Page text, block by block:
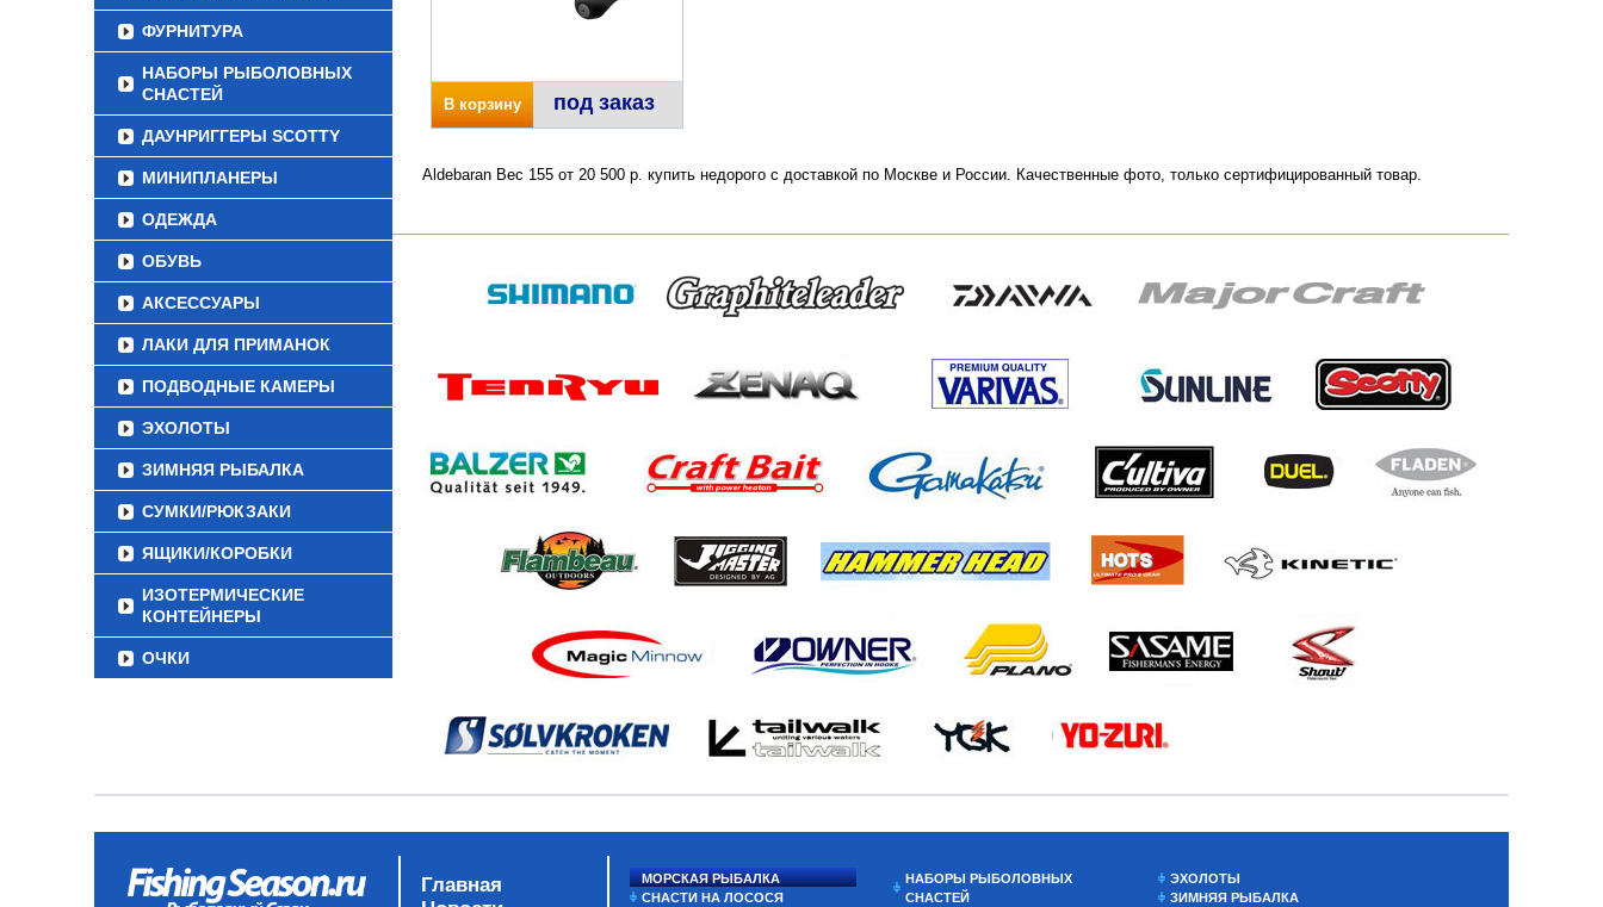
ФУРНИТУРА
НАБОРЫ РЫБОЛОВНЫХ
СНАСТЕЙ
ДАУНРИГГЕРЫ SCOTTY
МИНИПЛАНЕРЫ
ОДЕЖДА
ОБУВЬ
АКСЕССУАРЫ
ЛАКИ ДЛЯ ПРИМАНОК
ПОДВОДНЫЕ КАМЕРЫ
ЭХОЛОТЫ
ЗИМНЯЯ РЫБАЛКА
СУМКИ/РЮКЗАКИ
ЯЩИКИ/КОРОБКИ
ИЗОТЕРМИЧЕСКИЕ
КОНТЕЙНЕРЫ
ОЧКИ
В корзину под заказ
Aldebaran Вес 155 от 20 500 р. купить недорого с доставкой по Москве и России. Качественные фото, только сертифицированный товар.
Главная
МОРСКАЯ РЫБАЛКА
СНАСТИ НА ЛОСОСЯ
НАБОРЫ РЫБОЛОВНЫХ
СНАСТЕЙ
ЭХОЛОТЫ
ЗИМНЯЯ РЫБАЛКА